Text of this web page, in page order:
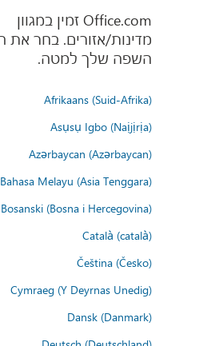
Office.com זמין במגוון
מדינות/אזורים. בחר את
השפה שלך למטה.
Afrikaans (Suid-Afrika)
Asụsụ Igbo (Naịjịrịa)
Azərbaycan (Azərbaycan)
Bahasa Melayu (Asia Tenggara)
Bosanski (Bosna i Hercegovina)
Català (català)
Čeština (Česko)
Cymraeg (Y Deyrnas Unedig)
Dansk (Danmark)